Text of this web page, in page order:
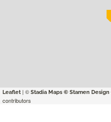
Leaflet | © Stadia Maps © Stamen Design
contributors